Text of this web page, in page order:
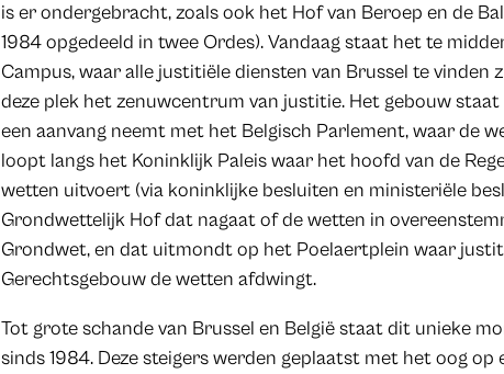
is er ondergebracht, zoals ook het Hof van Beroep en de
1984 opgedeeld in twee Ordes). Vandaag staat het te
Campus, waar alle justitiële diensten van Brussel te vinden
deze plek het zenuwcentrum van justitie. Het gebouw
een aanvang neemt met het Belgisch Parlement, waar de
loopt langs het Koninklijk Paleis waar het hoofd van de
wetten uitvoert (via koninklijke besluiten en ministeriële
Grondwettelijk Hof dat nagaat of de wetten in
Grondwet, en dat uitmondt op het Poelaertplein waar
Gerechtsgebouw de wetten afdwingt.
Tot grote schande van Brussel en België staat dit unieke
sinds 1984. Deze steigers werden geplaatst met het oog op